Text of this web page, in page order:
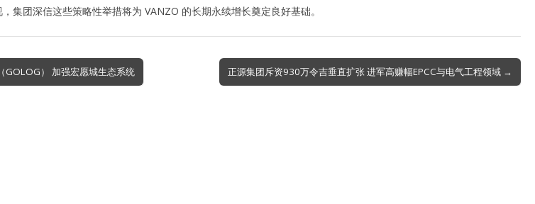
集团深信这些策略性举措将为 VANZO 的长期永续增长奠定良好基础。
GOLOG） 加强宏愿城生态系统 正源集团斥资930万令吉垂直扩张 进军高赚幅EPCC与电气工程领域 →